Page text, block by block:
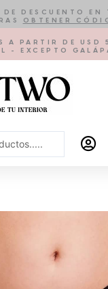
DESCUENTO EN
OBTENER
A PARTIR DE USD
- EXCEPTO